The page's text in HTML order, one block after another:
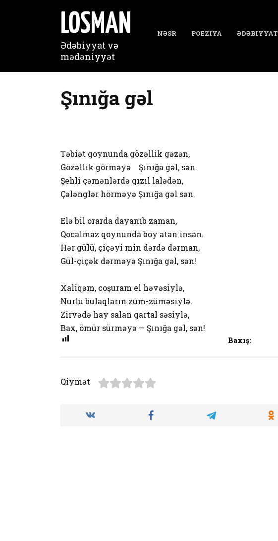
LOSMAN
Ədəbiyyat və
mədəniyyət
NƏSR POEZIYA ƏDƏBIYYAT
Şınığa gəl
Təbiət qoynunda gözəllik gəzən,
Gözəllik görməyə Şınığa gəl, sən.
Şehli çəmənlərdə qızıl lalədən,
Çələnglər hörməyə Şınığa gəl sən.
Elə bil orarda dayanıb zaman,
Qocalmaz qoynunda boy atan insan.
Hər gülü, çiçəyi min dərdə dərman,
Gül-çiçək dərməyə Şınığa gəl, sən!
Xaliqəm, coşuram el həvəsiylə,
Nurlu bulaqların züm-züməsiylə.
Zirvədə hay salan qartal səsiylə,
Bax, ömür sürməyə — Şınığa gəl, sən!
Baxış:
Qiymət